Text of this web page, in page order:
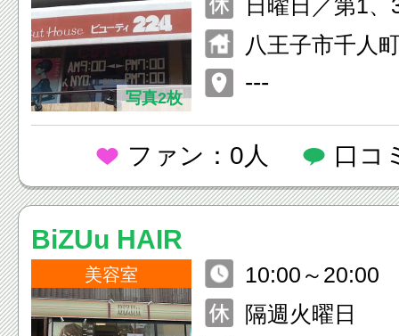
写真2枚
日曜日／第1、
八王子市千人
---
ファン：0人 口コ
BiZUu HAIR
美容室
10:00～20:00
隔週火曜日